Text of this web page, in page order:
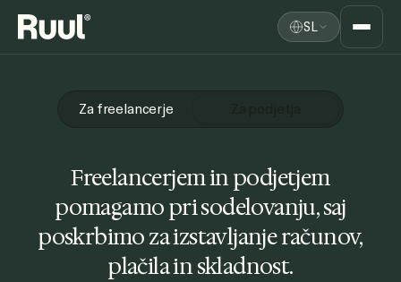
Domača stran Ruul SL
Za freelancerje
Freelancerjem in podjetjem
pomagamo pri sodelovanju, saj
poskrbimo za izstavljanje računov,
plačila in skladnost.